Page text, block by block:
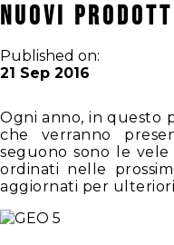
Nuovi
Published on:
21 Sep 2016
Ogni anno, in questo
che verranno
seguono sono le
ordinati nelle
aggiornati per